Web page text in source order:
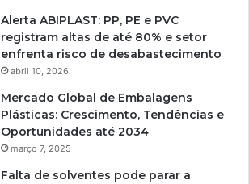
Alerta ABIPLAST: PP, PE e PVC
registram altas de até 80% e setor
enfrenta risco de desabastecimento
abril 10, 2026
Mercado Global de Embalagens
Plásticas: Crescimento, Tendências e
Oportunidades até 2034
março 7, 2025
Falta de solventes pode parar a